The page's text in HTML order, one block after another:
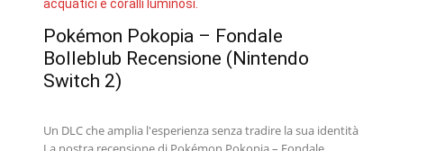
Pokémon Pokopia – Fondale
Bolleblub Recensione (Nintendo
Switch 2)
Un DLC che amplia l'esperienza senza tradire la sua identità